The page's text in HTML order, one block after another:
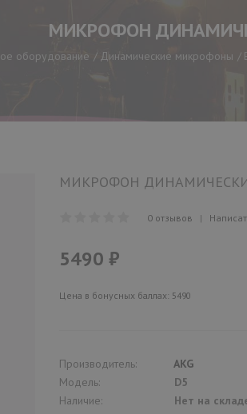
МИКРОФОН
оборудование Динамические микрофоны
МИКРОФОН
0 отзывов |
5490 ₽
Цена в бонусных баллах: 5490
Производитель:
AKG
Модель:
D5
Наличие:
Нет на